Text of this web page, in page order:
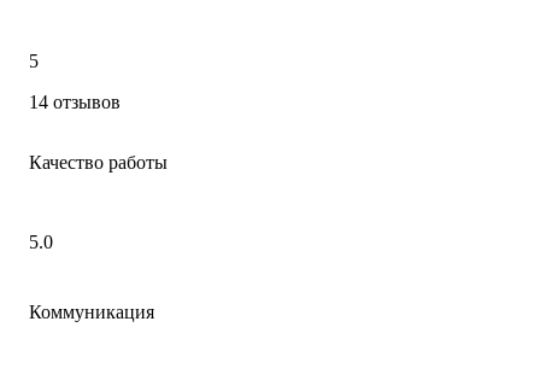
5
14 отзывов
Качество работы
5.0
Коммуникация